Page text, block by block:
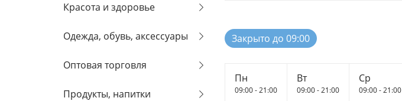
Красота и здоровье
Одежда, обувь, аксессуары
Оптовая торговля
Продукты, напитки
Закрыто до 09:00
Пн
09:00 - 21:00
Вт
09:00 - 21:00
Ср
09:00 - 21:00